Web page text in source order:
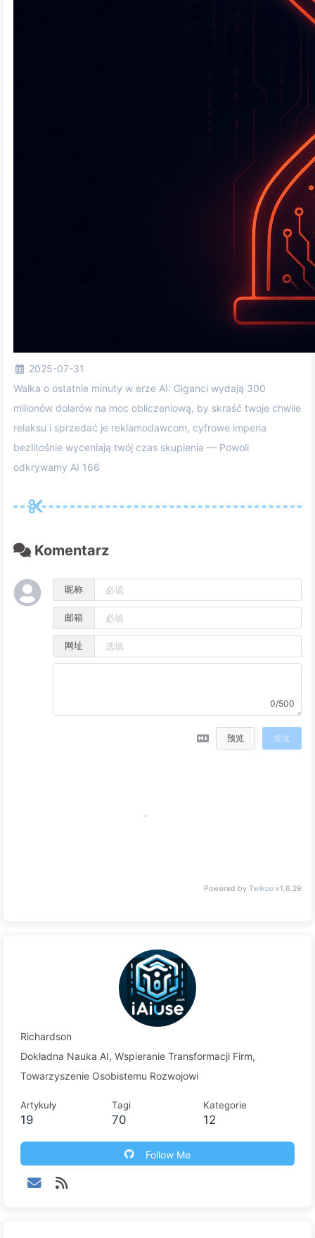
2025-07-31
Walka o ostatnie minuty w erze AI: Giganci wydają 300
milionów dolarów na moc obliczeniową, by skraść twoje chwile
relaksu i sprzedać je reklamodawcom, cyfrowe imperia
bezlitośnie wyceniają twój czas skupienia — Powoli
odkrywamy AI 166
Komentarz
昵称
邮箱
网址
0/500
预览 发送
Powered by Twikoo v1.6.29
Richardson
Dokładna Nauka AI, Wspieranie Transformacji Firm,
Towarzyszenie Osobistemu Rozwojowi
Artykuły
19
Tagi
70
Kategorie
12
Follow Me